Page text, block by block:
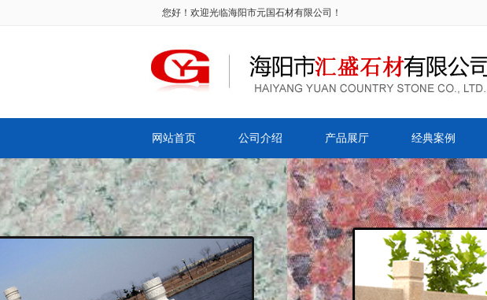
您好！欢迎光临海阳市元国石材有限公司！
网站首页 公司介绍 产品展厅 经典案例